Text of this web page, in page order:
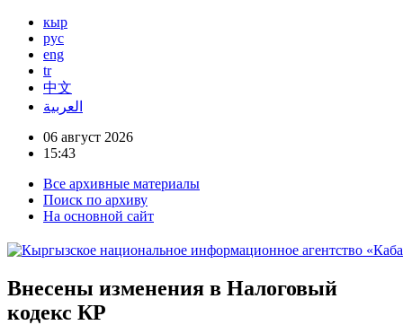
кыр
рус
eng
tr
中文
العربية
06 август 2026
15:43
Все архивные материалы
Поиск по архиву
На основной сайт
Внесены изменения в Налоговый
кодекс КР